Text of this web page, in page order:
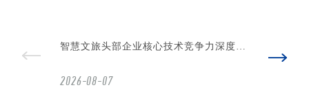
智慧文旅头部企业核心技术竞争力深度剖
2026-08-07